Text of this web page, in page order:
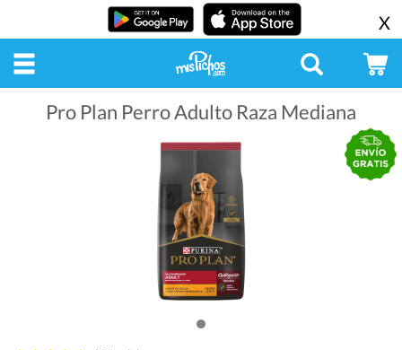
X
Pro Plan Perro Adulto Raza Mediana